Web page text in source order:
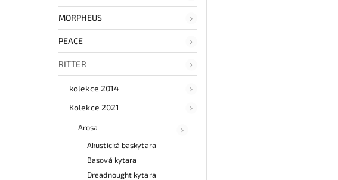
MORPHEUS
PEACE
RITTER
kolekce 2014
Kolekce 2021
Arosa
Akustická baskytara
Basová kytara
Dreadnought kytara